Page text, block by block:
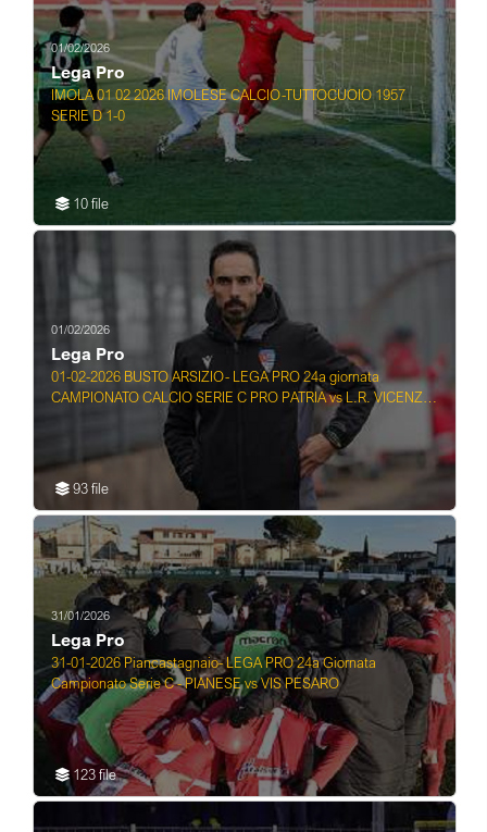
01/02/2026
Lega Pro
IMOLA 01 02 2026 IMOLESE CALCIO-TUTTOCUOIO 1957
SERIE D 1-0
10 file
01/02/2026
Lega Pro
01-02-2026 BUSTO ARSIZIO- LEGA PRO 24a giornata
CAMPIONATO CALCIO SERIE C PRO PATRIA vs L.R. VICENZ
93 file
31/01/2026
Lega Pro
31-01-2026 Piancastagnaio- LEGA PRO 24a Giornata
Campionato Serie C - PIANESE vs VIS PESARO
123 file